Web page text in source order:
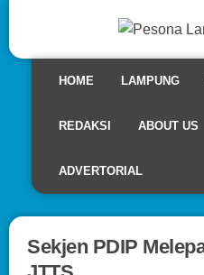
HOME LAMPUNG
REDAKSI ABOUT US
ADVERTORIAL
Sekjen PDIP